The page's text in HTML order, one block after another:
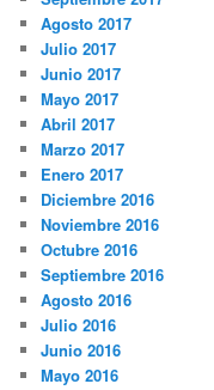
Agosto 2017
Julio 2017
Junio 2017
Mayo 2017
Abril 2017
Marzo 2017
Enero 2017
Diciembre 2016
Noviembre 2016
Octubre 2016
Septiembre 2016
Agosto 2016
Julio 2016
Junio 2016
Mayo 2016